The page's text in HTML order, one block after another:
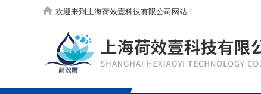
欢迎来到上海荷效壹科技有限公司网站！